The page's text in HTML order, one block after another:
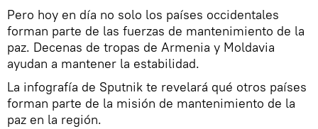
Pero hoy en día no solo los países occidentales
forman parte de las fuerzas de mantenimiento de la
paz. Decenas de tropas de Armenia y Moldavia
ayudan a mantener la estabilidad.
La infografía de Sputnik te revelará qué otros países
forman parte de la misión de mantenimiento de la
paz en la región.